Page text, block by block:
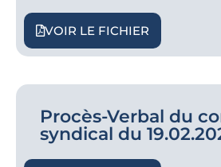
VOIR LE FICHIER
Procès-Verbal du
syndical du